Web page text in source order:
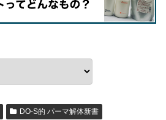
DO-S的 パーマ解体新書